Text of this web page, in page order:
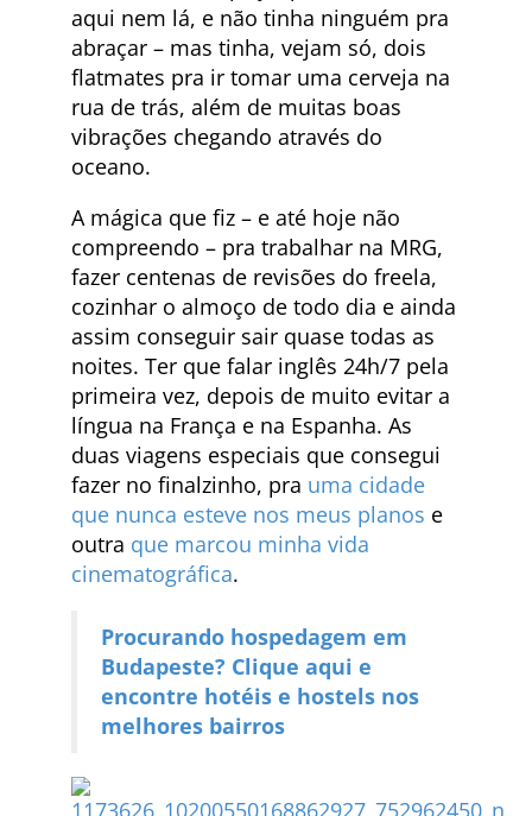
aqui nem lá, e não tinha ninguém pra
abraçar – mas tinha, vejam só, dois
flatmates pra ir tomar uma cerveja na
rua de trás, além de muitas boas
vibrações chegando através do
oceano.
A mágica que fiz – e até hoje não
compreendo – pra trabalhar na MRG,
fazer centenas de revisões do freela,
cozinhar o almoço de todo dia e ainda
assim conseguir sair quase todas as
noites. Ter que falar inglês 24h/7 pela
primeira vez, depois de muito evitar a
língua na França e na Espanha. As
duas viagens especiais que consegui
fazer no finalzinho, pra uma cidade
que nunca esteve nos meus planos e
outra que marcou minha vida
cinematográfica.
Procurando hospedagem em
Budapeste? Clique aqui e
encontre hotéis e hostels nos
melhores bairros